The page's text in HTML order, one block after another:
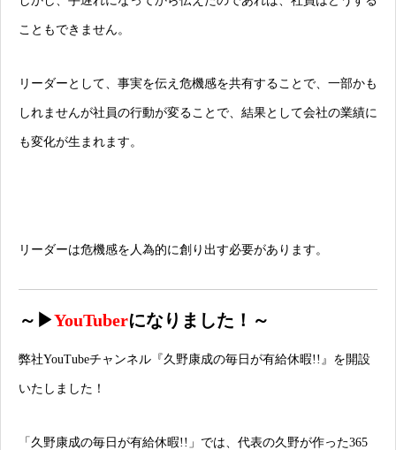
こともできません。
リーダーとして、事実を伝え危機感を共有することで、一部かも
しれませんが社員の行動が変ることで、結果として会社の業績に
も変化が生まれます。
リーダーは危機感を人為的に創り出す必要があります。
～▶YouTuberになりました！～
弊社YouTubeチャンネル 『久野康成の毎日が有給休暇!!』 を開設
いたしました！
「久野康成の毎日が有給休暇!!」では、代表の久野が作った365